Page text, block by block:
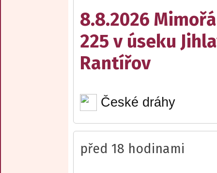
8.8.2026
225 v úseku
Rantířov
České dráhy
před 18 hodinami